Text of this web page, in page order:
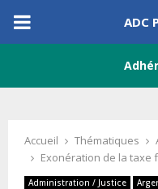
PRIMARY
ADC
Accueil Thématiques
Exonération de la taxe
Administration / Justice